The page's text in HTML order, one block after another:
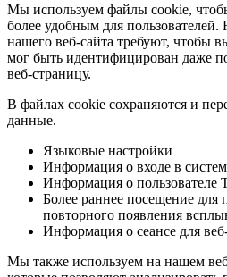
Мы используем файлы cookie,
более удобным для
нашего веб-сайта требуют, чтобы
мог быть идентифицирован даже
веб-страницу.
В файлах cookie сохраняются и
данные.
Языковые настройки
Информация о входе в
Информация о пользователе
Более раннее посещение для
повторного появления
Информация о сеансе для
Мы также используем на нашем